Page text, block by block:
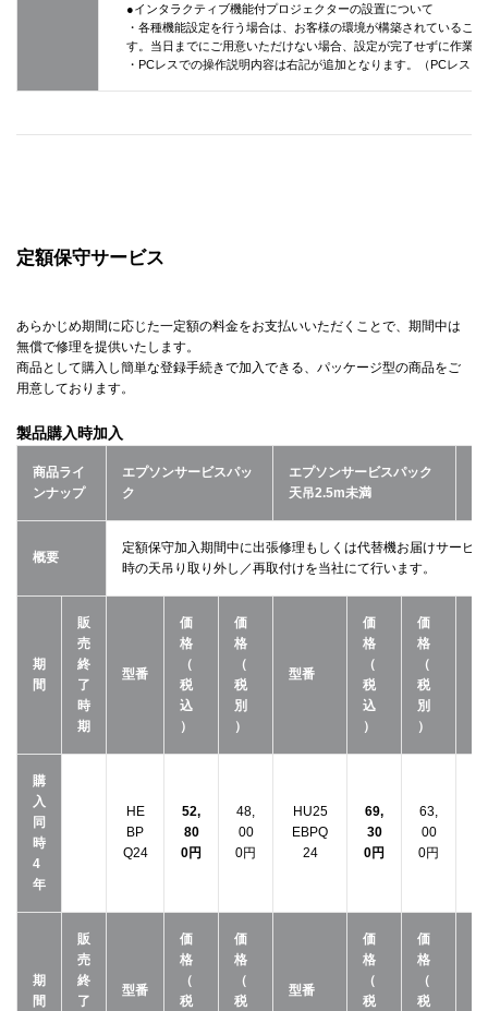
●インタラクティブ機能付プロジェクターの設置について
・各種機能設定を行う場合は、お客様の環境が構築されているこ
す。当日までにご用意いただけない場合、設定が完了せずに作業
・PCレスでの操作説明内容は右記が追加となります。（PCレスに
定額保守サービス
あらかじめ期間に応じた一定額の料金をお支払いいただくことで、期間中は
無償で修理を提供いたします。
商品として購入し簡単な登録手続きで加入できる、パッケージ型の商品をご
用意しております。
製品購入時加入
商品ライ
ンナップ
エプソンサービスパッ
ク
エプソンサービスパック
天吊2.5m未満
概要
定額保守加入期間中に出張修理もしくは代替機お届けサービ
時の天吊り取り外し／再取付けを当社にて行います。
期
間
販
売
終
了
時
期
型番
価
格
（
税
込
）
価
格
（
税
別
）
型番
価
格
（
税
込
）
価
格
（
税
別
）
購
入
同
時
4
年
HE
BP
Q24
52,
80
0円
48,
00
0円
HU25
EBPQ
24
69,
30
0円
63,
00
0円
期
間
販
売
終
了
型番
価
格
（
税
価
格
（
税
型番
価
格
（
税
価
格
（
税